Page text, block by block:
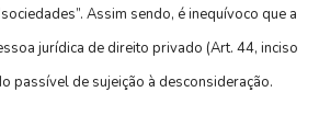
Assim sendo, é inequívoco que a
jurídica de direito privado (Art. 44, inciso
passível de sujeição à desconsideração.